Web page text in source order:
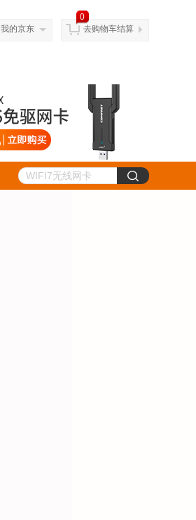
我的京东
0
去购物车结算